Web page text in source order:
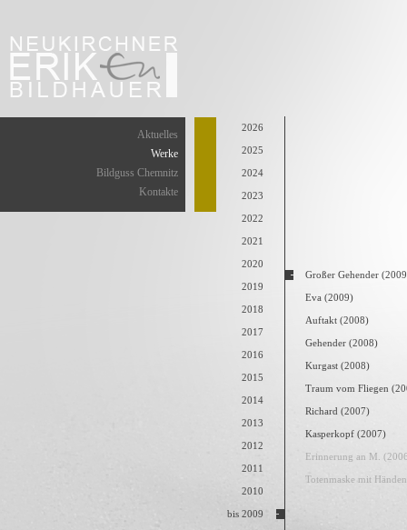
Aktuelles
Werke
Bildguss Chemnitz
Kontakte
2026
2025
2024
2023
2022
2021
2020
2019
2018
2017
2016
2015
2014
2013
2012
2011
2010
bis 2009
Großer Gehender
Eva (2009)
Auftakt (2008)
Gehender (2008)
Kurgast (2008)
Traum vom Fliegen
Richard (2007)
Kasperkopf (2007)
Erinnerung an M.
Totenmaske mit